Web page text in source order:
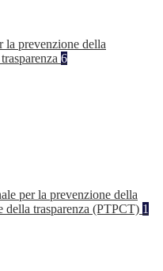
la prevenzione della
6
per la prevenzione della
della trasparenza (PTPCT) 1